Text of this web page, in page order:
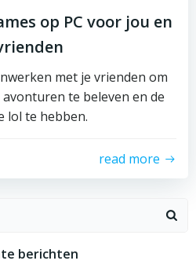
op PC voor jou en
met je vrienden om
te beleven en de
lol te hebben.
read more
berichten